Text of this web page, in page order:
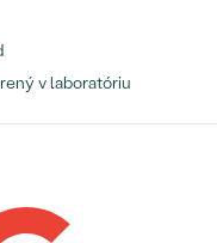
v laboratóriu